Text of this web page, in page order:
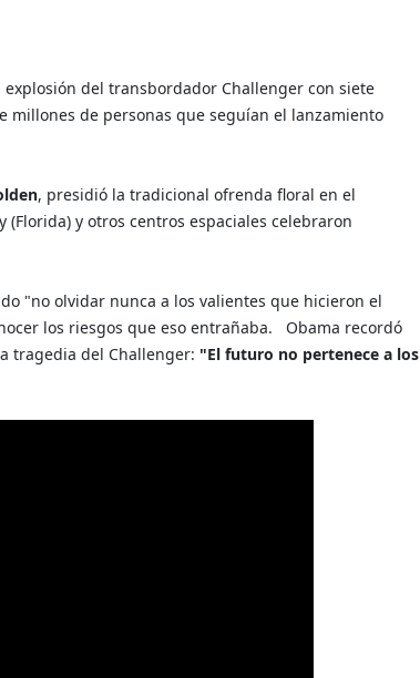
del transbordador Challenger con siete
de personas que seguían el lanzamiento
, presidió la tradicional ofrenda floral en el
y otros centros espaciales celebraron
"no olvidar nunca a los valientes que hicieron el
los riesgos que eso entrañaba.
Obama recordó
tragedia del Challenger: "El futuro no pertenece a los